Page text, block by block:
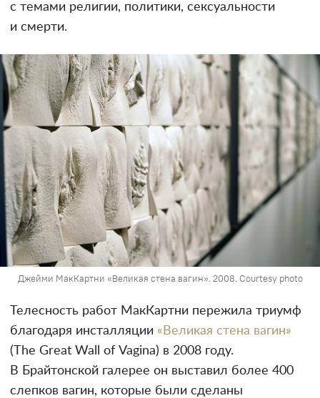
с темами религии, политики, сексуальности
и смерти.
Джейми МакКартни «Великая стена вагин». 2008. Courtesy photo
Телесность работ МакКартни пережила триумф
благодаря инсталляции «Великая стена вагин»
(The Great Wall of Vagina) в 2008 году.
В Брайтонской галерее он выставил более 400
слепков вагин, которые были сделаны